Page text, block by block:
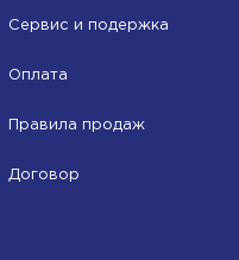
Сервис и подержка
Оплата
Правила продаж
Договор